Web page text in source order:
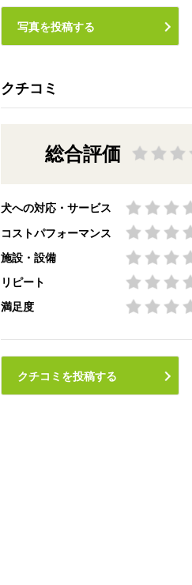
写真を投稿する
クチコミ
総合評価
犬への対応・サービス
コストパフォーマンス
施設・設備
リピート
満足度
クチコミを投稿する